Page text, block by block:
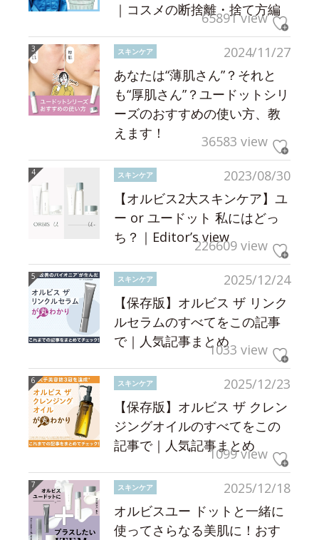
｜コスメの断捨離・捨て方編
65891 view
2024/11/27
スキンケア
あなたは“薄肌さん”？それと
も“厚肌さん”？ユードットシリ
ーズのおすすめの使い方、教
えます！
36583 view
2023/08/30
スキンケア
【オルビス2大スキンケア】ユ
ー or ユードット 私にはどっ
ち？｜Editor’s view226609 view
2025/12/24
スキンケア
【保存版】オルビス ザ リンク
ルセラムのすべてをこの記事
で｜人気記事まとめ1033 view
2025/12/23
スキンケア
【保存版】オルビス ザ クレン
ジングオイルのすべてをこの
記事で｜人気記事まとめ
1099 view
2025/12/18
スキンケア
オルビスユー ドットと一緒に
使ってさらなる美肌に！おす